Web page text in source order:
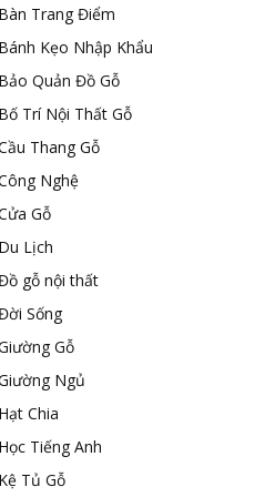
Trang Điểm
Kẹo Nhập Khẩu
Quản Đồ Gỗ
Trí Nội Thất Gỗ
Thang Gỗ
Nghệ
Gỗ
Lịch
gỗ nội thất
Sống
Gỗ
Ngủ
Chia
Tiếng Anh
Tủ Gỗ